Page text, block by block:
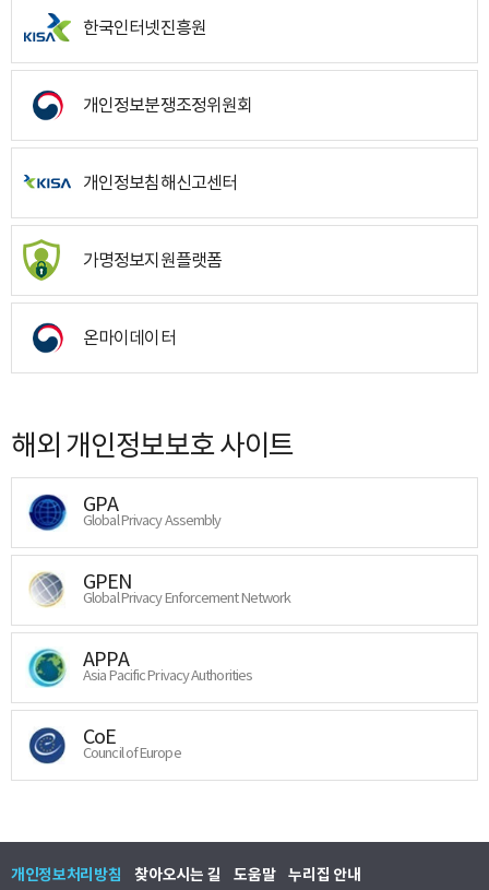
한국인터넷진흥원
개인정보분쟁조정위원회
개인정보침해신고센터
가명정보지원플랫폼
온마이데이터
해외 개인정보보호 사이트
GPA
Global Privacy Assembly
GPEN
Global Privacy Enforcement Network
APPA
Asia Pacific Privacy Authorities
CoE
Council of Europe
개인정보처리방침 찾아오시는 길 도움말 누리집 안내